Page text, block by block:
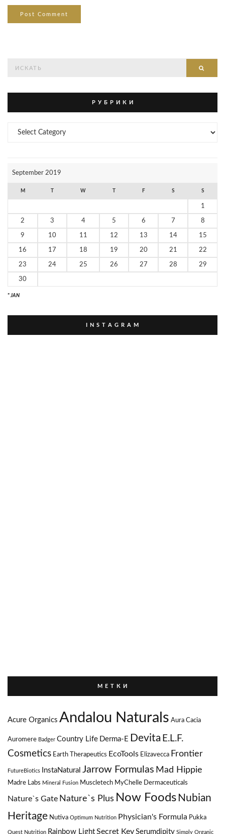
Р У Б Р И К И
September 2019
M W F S S
" JAN
1
2 3 4 5 6 7 8
9 10 11 12 13 14 15
16 17 18 19 20 21 22
23 24 25 26 27 28 29
30
I N S T A G R A M
М Е Т К И
Acure Organics Andalou Naturals Aura Cacia
Auromere Badger Country Life Derma-E Devita E.L.F.
Cosmetics Earth Therapeutics EcoTools Elizavecca Frontier
FutureBiotics InstaNatural Jarrow Formulas Mad Hippie
Madre Labs Mineral Fusion Muscletech MyChelle Dermaceuticals
Nature`s Gate Nature`s Plus Now Foods Nubian
Heritage Nutiva Optimum Nutrition Physician's Formula Pukka
Quest Nutrition Rainbow Light Secret Key Serumdipity Simply Organic